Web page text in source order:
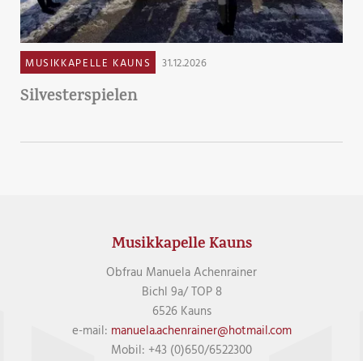
MUSIKKAPELLE KAUNS 31.12.2026
Silvesterspielen
Musikkapelle Kauns
Obfrau Manuela Achenrainer
Bichl 9a/ TOP 8
6526 Kauns
e-mail: manuela.achenrainer@hotmail.com
Mobil: +43 (0)650/6522300